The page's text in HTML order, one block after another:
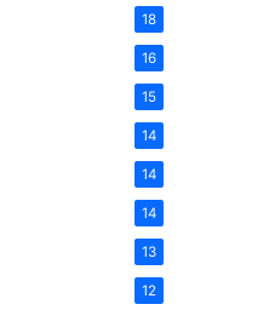
18
16
15
14
14
14
13
12